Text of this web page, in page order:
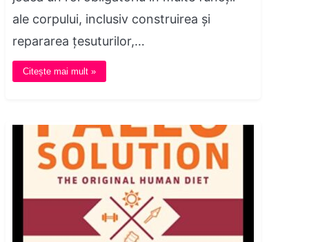
ale corpului, inclusiv construirea și
repararea țesuturilor,…
Citește mai mult »